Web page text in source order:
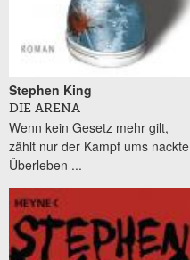
Stephen King
DIE ARENA
Wenn kein Gesetz mehr gilt,
zählt nur der Kampf ums nackte
Überleben ...